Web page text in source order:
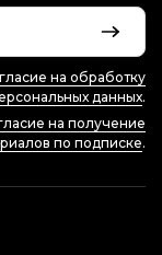
на обработку
данных.
на получение
по подписке.